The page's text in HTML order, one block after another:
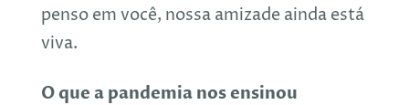
penso em você, nossa amizade ainda está
viva.
O que a pandemia nos ensinou